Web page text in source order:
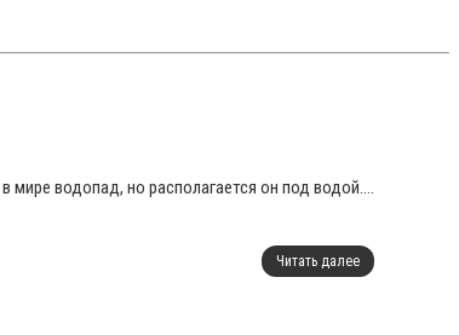
водопад, но располагается он под водой....
Читать далее